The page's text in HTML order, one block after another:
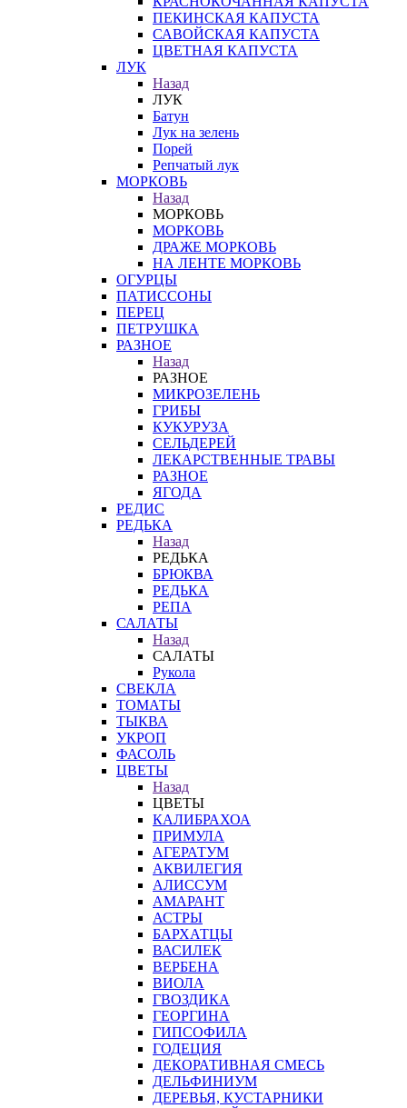
ПЕКИНСКАЯ КАПУСТА
САВОЙСКАЯ КАПУСТА
ЦВЕТНАЯ КАПУСТА
ЛУК
Назад
ЛУК
Батун
Лук на зелень
Порей
Репчатый лук
МОРКОВЬ
Назад
МОРКОВЬ
МОРКОВЬ
ДРАЖЕ МОРКОВЬ
НА ЛЕНТЕ МОРКОВЬ
ОГУРЦЫ
ПАТИССОНЫ
ПЕРЕЦ
ПЕТРУШКА
РАЗНОЕ
Назад
РАЗНОЕ
МИКРОЗЕЛЕНЬ
ГРИБЫ
КУКУРУЗА
СЕЛЬДЕРЕЙ
ЛЕКАРСТВЕННЫЕ ТРАВЫ
РАЗНОЕ
ЯГОДА
РЕДИС
РЕДЬКА
Назад
РЕДЬКА
БРЮКВА
РЕДЬКА
РЕПА
САЛАТЫ
Назад
САЛАТЫ
Рукола
СВЕКЛА
ТОМАТЫ
ТЫКВА
УКРОП
ФАСОЛЬ
ЦВЕТЫ
Назад
ЦВЕТЫ
КАЛИБРАХОА
ПРИМУЛА
АГЕРАТУМ
АКВИЛЕГИЯ
АЛИССУМ
АМАРАНТ
АСТРЫ
БАРХАТЦЫ
ВАСИЛЕК
ВЕРБЕНА
ВИОЛА
ГВОЗДИКА
ГЕОРГИНА
ГИПСОФИЛА
ГОДЕЦИЯ
ДЕКОРАТИВНАЯ СМЕСЬ
ДЕЛЬФИНИУМ
ДЕРЕВЬЯ, КУСТАРНИКИ